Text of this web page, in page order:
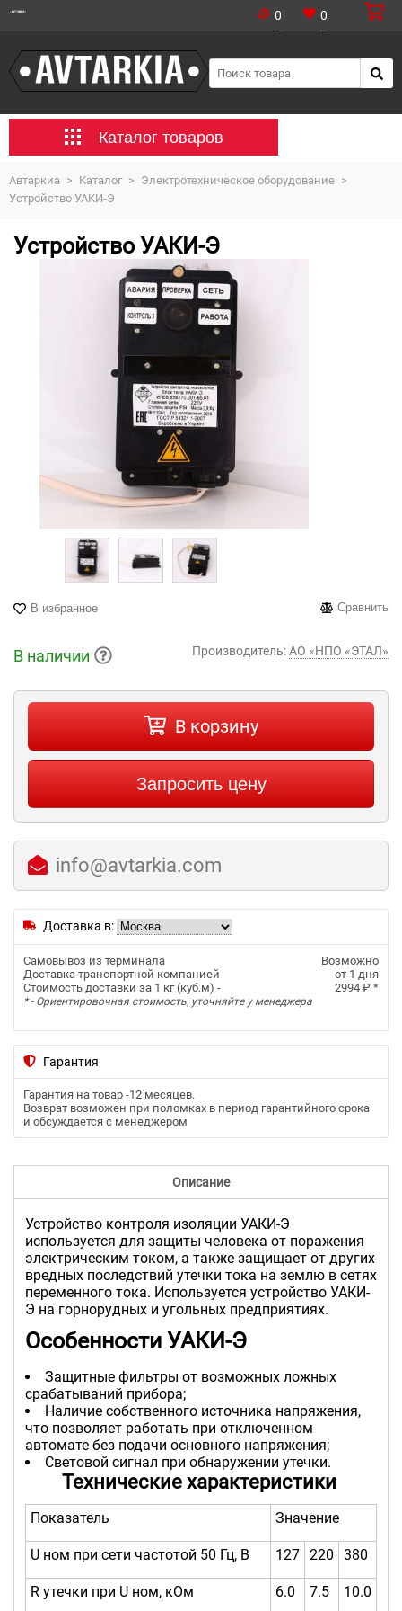
0 0
Каталог товаров
Автаркиа > Каталог > Электротехническое оборудование >
Устройство УАКИ-Э
Устройство УАКИ-Э
В избранное Сравнить
В наличии Производитель:АО «НПО «ЭТАЛ»
В корзину
Запросить цену
info@avtarkia.com
Доставка в:
Самовывоз из терминала
Возможно
Доставка транспортной компанией
от 1 дня
Стоимость доставки за 1 кг (куб.м) -
2994 ₽ *
* - Ориентировочная стоимость, уточняйте у менеджера
Гарантия
Гарантия на товар -12 месяцев.
Возврат возможен при поломках в период гарантийного срока
и обсуждается с менеджером
Описание
Устройство контроля изоляции УАКИ-Э
используется для защиты человека от поражения
электрическим током, а также защищает от других
вредных последствий утечки тока на землю в сетях
переменного тока. Используется устройство УАКИ-
Э на горнорудных и угольных предприятиях.
Особенности УАКИ-Э
Защитные фильтры от возможных ложных
срабатываний прибора;
Наличие собственного источника напряжения,
что позволяет работать при отключенном
автомате без подачи основного напряжения;
Световой сигнал при обнаружении утечки.
Технические характеристики
Показатель Значение
U ном при сети частотой 50 Гц, В 127 220 380
R утечки при U ном, кОм 6.0 7.5 10.0